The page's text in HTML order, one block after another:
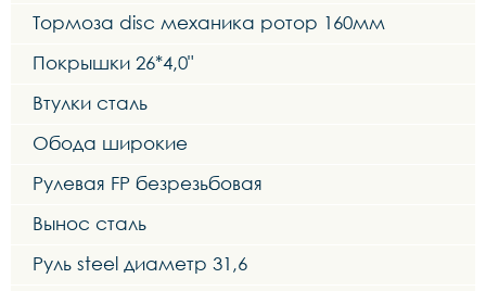
Тормоза disc механика ротор 160мм
Покрышки 26*4,0"
Втулки сталь
Обода широкие
Рулевая FP безрезьбовая
Вынос сталь
Руль steel диаметр 31,6